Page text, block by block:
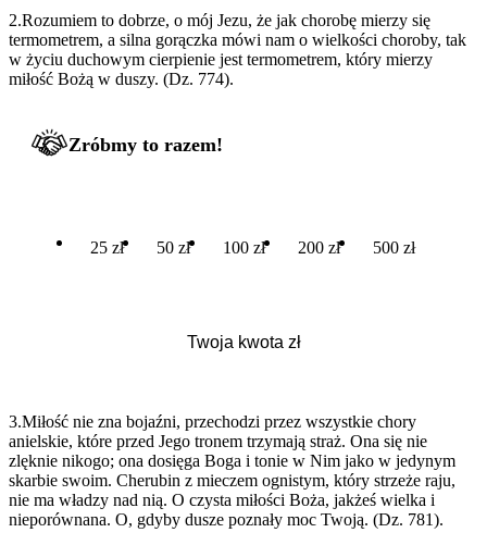
2.Rozumiem to dobrze, o mój Jezu, że jak chorobę mierzy się
termometrem, a silna gorączka mówi nam o wielkości choroby, tak
w życiu duchowym cierpienie jest termometrem, który mierzy
miłość Bożą w duszy. (Dz. 774).
Zróbmy to razem!
25 zł 50 zł 100 zł 200 zł 500 zł
3.Miłość nie zna bojaźni, przechodzi przez wszystkie chory
anielskie, które przed Jego tronem trzymają straż. Ona się nie
zlęknie nikogo; ona dosięga Boga i tonie w Nim jako w jedynym
skarbie swoim. Cherubin z mieczem ognistym, który strzeże raju,
nie ma władzy nad nią. O czysta miłości Boża, jakżeś wielka i
nieporównana. O, gdyby dusze poznały moc Twoją. (Dz. 781).